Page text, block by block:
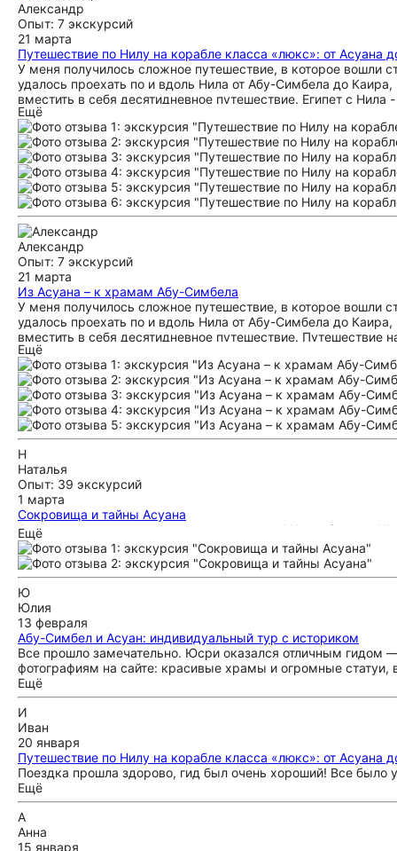
Александр
Опыт: 7 экскурсий
21 марта
Путешествие по Нилу на корабле класса «люкс»: от Асуана
У меня получилось сложное путешествие, в которое вошли
удалось проехать по и вдоль Нила от Абу-Симбела до
вместить в себя десятидневное путешествие. Египет с
время рядом с людьми их разных стран, не забываема.
координацию во время поездки. Всё получилось сделать на
посетить больше объектов, быстро скорректировали
оказавшись первый раз в стране, получил полное
помощь в корректировке маршрута. Сопровождение гида в
маршрута, и с точки зрения содержания. Если бы знал
партнёр для любого путешествия в Египет.
Ещё
Александр
Опыт: 7 экскурсий
21 марта
Из Асуана – к храмам Абу-Симбела
У меня получилось сложное путешествие, в которое вошли
удалось проехать по и вдоль Нила от Абу-Симбела до
вместить в себя десятидневное путешествие. Путешествие
аэропорту до размещения в отеле. Все вопросы решены
Учтены все запросы.
Ещё
Н
Наталья
Опыт: 39 экскурсий
1 марта
Сокровища и тайны Асуана
С удовольствием рекомендуем экскурсию! У нас был гид
нас с учетом отправления круиза. Логистика выстроена
Ещё
Ю
Юлия
13 февраля
Абу-Симбел и Асуан: индивидуальный тур с историком
Все прошло замечательно. Юсри оказался отличным гидом
фотографиям на сайте: красивые храмы и огромные
Ещё
И
Иван
20 января
Путешествие по Нилу на корабле класса «люкс»: от Асуана
Поездка прошла здорово, гид был очень хороший! Все было
Ещё
А
Анна
15 января